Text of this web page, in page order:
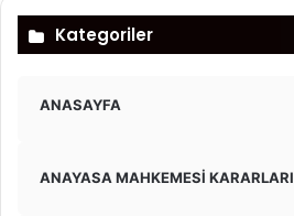
Kategoriler
ANASAYFA
ANAYASA MAHKEMESİ KARARLARI